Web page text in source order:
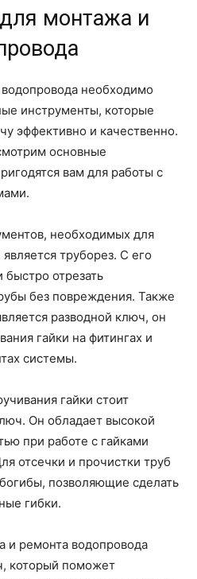
монтажа и
необходимо
инструменты, которые
эффективно и качественно.
основные
вам для работы с
необходимых для
труборез. С его
отрезать
без повреждения. Также
разводной ключ, он
гайки на фитингах и
системы.
гайки стоит
Он обладает высокой
при работе с гайками
отсечки и прочистки труб
позволяющие сделать
гибки.
и ремонта водопровода
который поможет